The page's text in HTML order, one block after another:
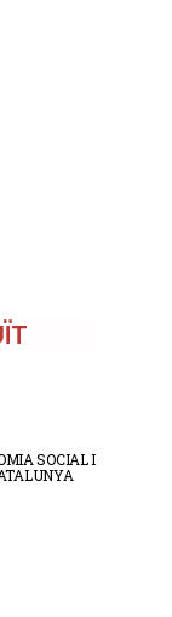
SOCIAL I